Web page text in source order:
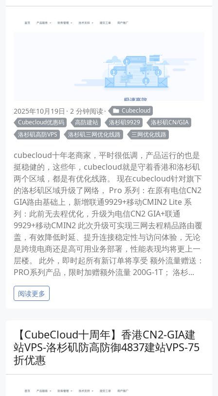
2025年10月19日 2 分钟阅读
Cubecloud
Cubecloud优惠码
高防建站 洛杉矶9929
洛杉矶CN/GIA
洛杉矶高防VPS
洛杉矶三网优化线路 三网优化线路
cubecloud十年老商家，平时很低调，产品运行的也是
挺稳健的，这些年，cubecloud就是守着香港和洛杉矶
两个区域，都是有优化线路。 现在cubecloud针对旗下
的洛杉矶区域升级了网络， Pro 系列：在原有电信CN2
GIA路由基础上，新增联通9929+移动CMIN2 Lite 系
列：此前无去程优化，升级为电信CN2 GIA+联通
9929+移动CMIN2 此次升级可实现三网去程精品路由覆
盖，有效降低时延、提升连接稳定性与访问体验，无论
是跨境电商还是高可用业务部署，性能表现均将更上一
层楼。 此外，即时起所有新订单将享受 额外流量赠送：
PRO系列产品，限时加赠额外流量 200G-1T； 洛杉...
阅读更多
【CubeCloud十周年】香港CN2-GIA建
站VPS-洛杉矶防高防御4837建站VPS-75
折优惠